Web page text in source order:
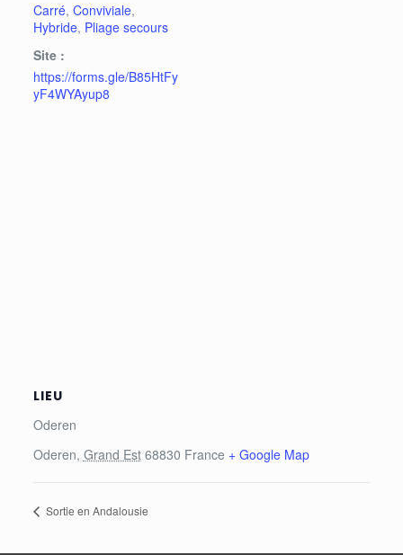
Carré, Conviviale,
Hybride, Pliage secours
Site :
https://forms.gle/B85HtFy
yF4WYAyup8
LIEU
Oderen
Oderen, Grand Est 68830 France + Google Map
Sortie en Andalousie